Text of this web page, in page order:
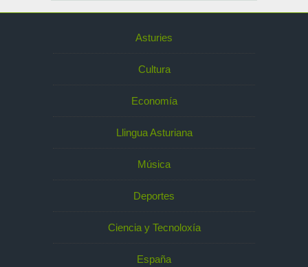
Asturies
Cultura
Economía
Llingua Asturiana
Música
Deportes
Ciencia y Tecnoloxía
España